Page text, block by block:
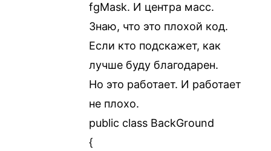
fgMask. И центра масс.
Знаю, что это плохой код.
Если кто подскажет, как
лучше буду благодарен.
Но это работает. И работает
не плохо.
public class BackGround
{